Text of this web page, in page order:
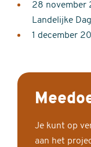
28 november
Landelijke
1 december
Je kunt op
aan het